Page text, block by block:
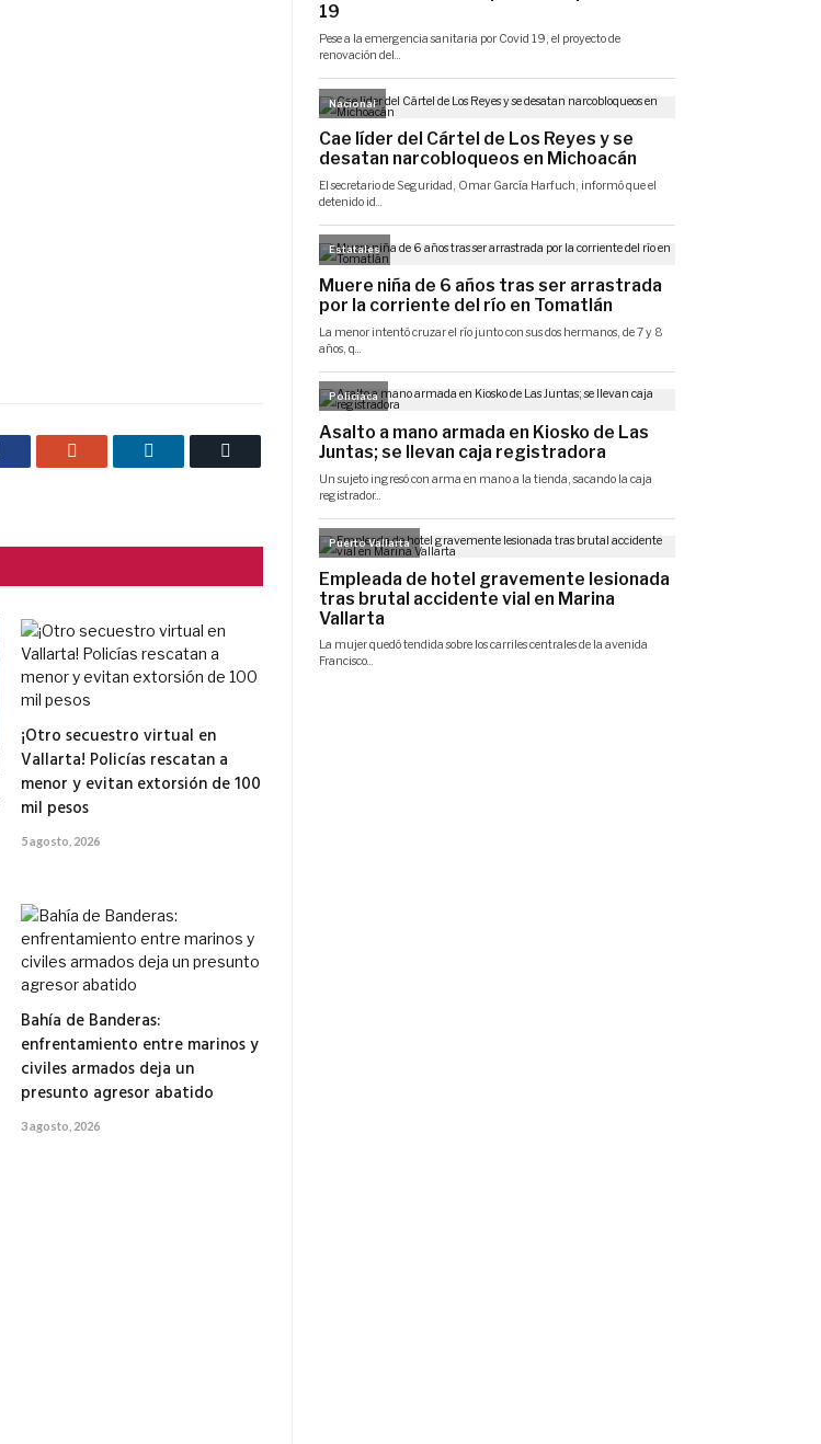
¡Otro secuestro virtual en
Vallarta! Policías rescatan a
menor y evitan extorsión de 100
mil pesos
5 agosto, 2026
Bahía de Banderas:
enfrentamiento entre marinos y
civiles armados deja un
presunto agresor abatido
3 agosto, 2026